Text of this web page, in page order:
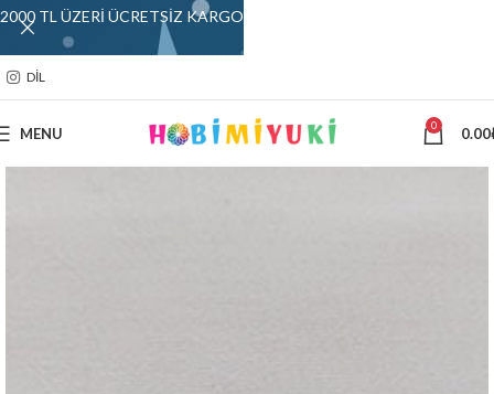
DIL
MENU 0 0.00
2000 TL ÜZERİ ÜCRETSİZ KARGO